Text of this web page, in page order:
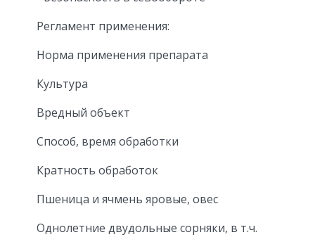
Регламент применения:
Норма применения препарата
Культура
Вредный объект
Способ, время обработки
Кратность обработок
Пшеница и ячмень яровые, овес
Однолетние двудольные сорняки, в т.ч.